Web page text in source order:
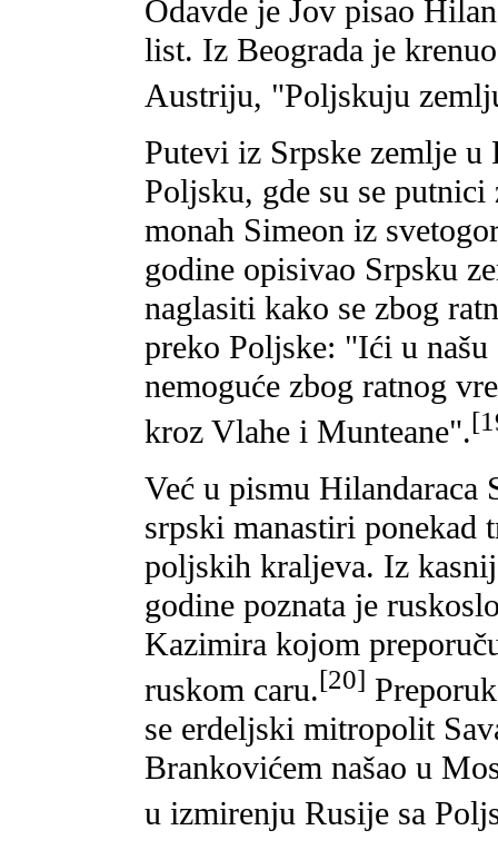
Odavde je Jov pisao
list. Iz Beograda je
Austriju, "Poljskuju
Putevi iz Srpske zemlje
Poljsku, gde su se
monah Simeon iz
godine opisivao Srpsku
naglasiti kako se zbog
preko Poljske: "Ići u
nemoguće zbog ratnog
kroz Vlahe i Munteane".
Već u pismu Hilandaraca
srpski manastiri ponekad
poljskih kraljeva. Iz
godine poznata je
Kazimira kojom
ruskom caru.[20]
se erdeljski mitropolit
Brankovićem našao u
u izmirenju Rusije sa